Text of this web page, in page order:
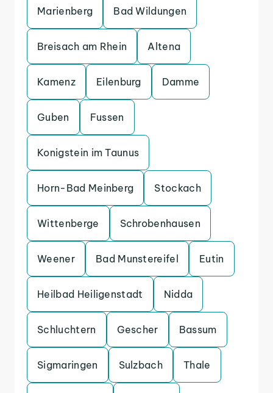
Marienberg Bad Wildungen
Breisach am Rhein Altena
Kamenz Eilenburg Damme
Guben Fussen
Konigstein im Taunus
Horn-Bad Meinberg Stockach
Wittenberge Schrobenhausen
Weener Bad Munstereifel Eutin
Heilbad Heiligenstadt Nidda
Schluchtern Gescher Bassum
Sigmaringen Sulzbach Thale